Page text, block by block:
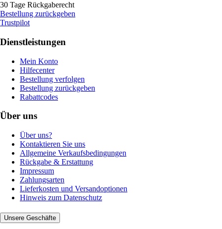
30 Tage Rückgaberecht
Bestellung zurückgeben
Trustpilot
Dienstleistungen
Mein Konto
Hilfecenter
Bestellung verfolgen
Bestellung zurückgeben
Rabattcodes
Über uns
Über uns?
Kontaktieren Sie uns
Allgemeine Verkaufsbedingungen
Rückgabe & Erstattung
Impressum
Zahlungsarten
Lieferkosten und Versandoptionen
Hinweis zum Datenschutz
Unsere Geschäfte